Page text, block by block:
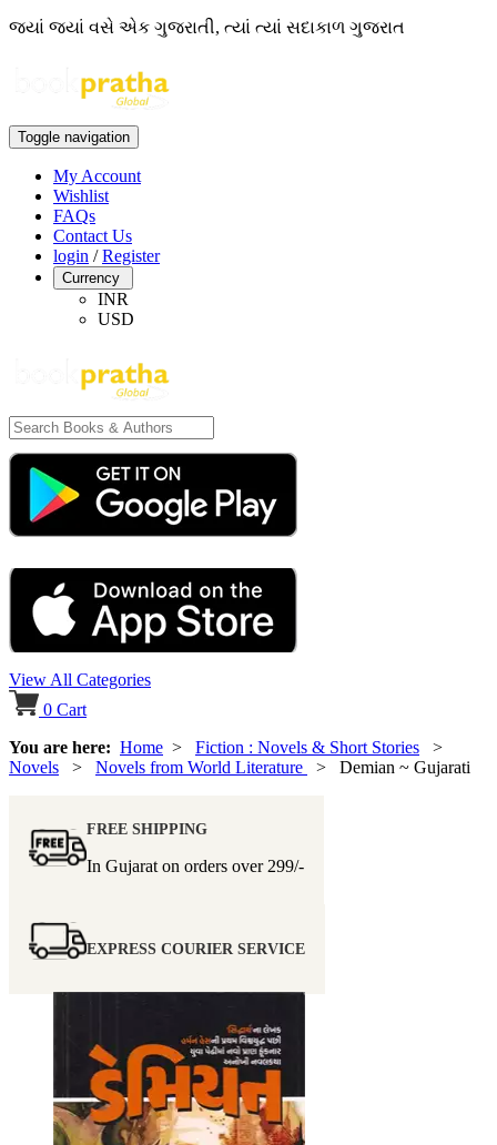
જ્યાં જ્યાં વસે એક ગુજરાતી, ત્યાં ત્યાં સદાકાળ ગુજરાત
Toggle navigation
My Account
Wishlist
FAQs
Contact Us
login /Register
Currency
INR
USD
View All Categories
0 Cart
You are here: Home > Fiction : Novels & Short Stories >
Novels > Novels from World Literature > Demian ~ Gujarati
FREE SHIPPING
In Gujarat on orders over 299/-
EXPRESS COURIER SERVICE